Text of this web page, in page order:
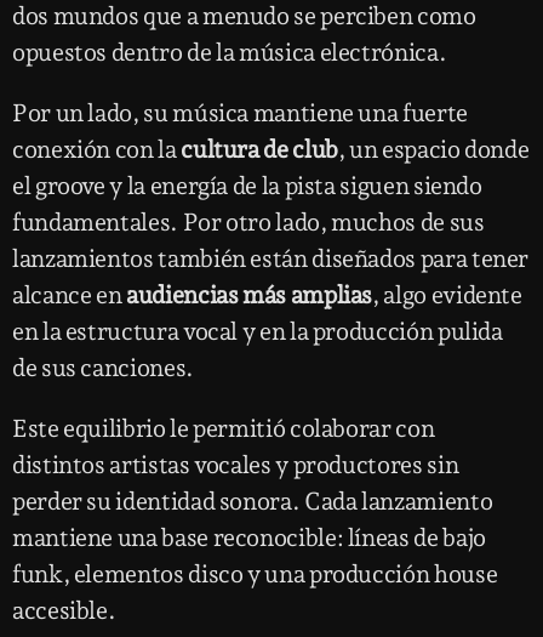
dos mundos que a menudo se perciben como
opuestos dentro de la música electrónica.
Por un lado, su música mantiene una fuerte
conexión con lacultura de club, un espacio donde
el groove y la energía de la pista siguen siendo
fundamentales. Por otro lado, muchos de sus
lanzamientos también están diseñados para tener
alcance enaudiencias más amplias, algo evidente
en la estructura vocal y en la producción pulida
de sus canciones.
Este equilibrio le permitió colaborar con
distintos artistas vocales y productores sin
perder su identidad sonora. Cada lanzamiento
mantiene una base reconocible: líneas de bajo
funk, elementos disco y una producción house
accesible.